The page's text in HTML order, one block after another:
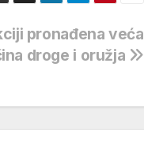
pronađena veća
droge i oružja